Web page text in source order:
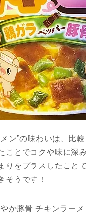
ン”の味わいは、比
とでコクや味に深
りをプラスしたこと
そうです！
か豚骨 チキンラー